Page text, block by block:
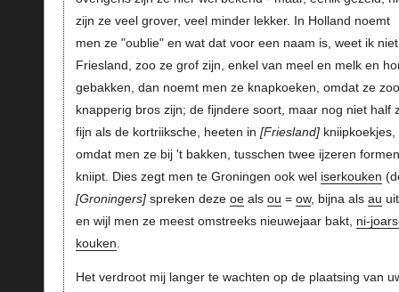
zijn ze veel grover, veel minder lekker. In Holland noemt
men ze "oublie" en wat dat voor een naam is, weet ik
Friesland, zoo ze grof zijn, enkel van meel en melk en
gebakken, dan noemt men ze knapkoeken, omdat ze zoo
knapperig bros zijn; de fijndere soort, maar nog niet half
fijn als de kortriiksche, heeten in Friesland kniipkoekjes,
omdat men ze bij 't bakken, tusschen twee ijzeren formen
kniipt. Dies zegt men te Groningen ook wel iserkouken
Groningers spreken deze oeals ou = ow, bijna als au
en wijl men ze meest omstreeks nieuwejaar bakt, ni-
kouken.
Het verdroot mij langer te wachten op de plaatsing van